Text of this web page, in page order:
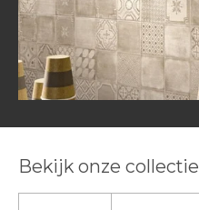
Bekijk onze collectie